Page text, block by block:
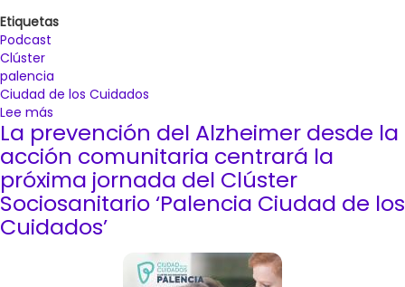
Etiquetas
Podcast
Clúster
palencia
Ciudad de los Cuidados
Lee más
El
podcast
‘Palencia,
Ciudad
de
los
Cuidados’
La prevención del Alzheimer desde la
acción comunitaria centrará la
próxima jornada del Clúster
Sociosanitario ‘Palencia Ciudad de los
Cuidados’